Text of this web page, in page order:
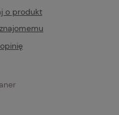
o produkt